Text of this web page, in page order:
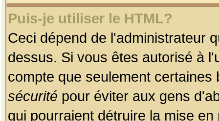
Puis-je utiliser le HTML?
Ceci dépend de l'administrateur
dessus. Si vous êtes autorisé à
compte que seulement
sécurité pour éviter aux gens
qui pourraient détruire la mise